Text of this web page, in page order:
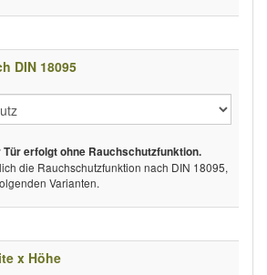
DIN 18095
erfolgt ohne Rauchschutzfunktion.
die Rauchschutzfunktion nach DIN 18095,
Varianten.
x Höhe